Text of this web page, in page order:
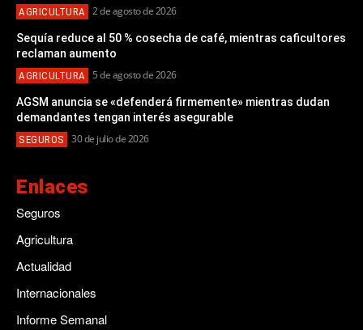
AGRICULTURA 2 de agosto de 2026
Sequía reduce al 50 % cosecha de café, mientras caficultores
reclaman aumento
AGRICULTURA 5 de agosto de 2026
AGSM anuncia se «defenderá firmemente» mientras dudan
demandantes tengan interés asegurable
SEGUROS 30 de julio de 2026
Enlaces
Seguros
Agricultura
Actualidad
Internacionales
Informe Semanal